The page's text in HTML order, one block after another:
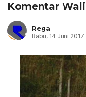
Komentar
Rega
Rabu, 14 Juni